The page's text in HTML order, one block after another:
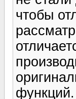
чтобы